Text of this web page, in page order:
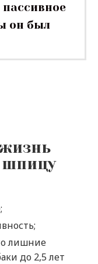
пассивное
он был
шпицу
лишние
до 2,5лет